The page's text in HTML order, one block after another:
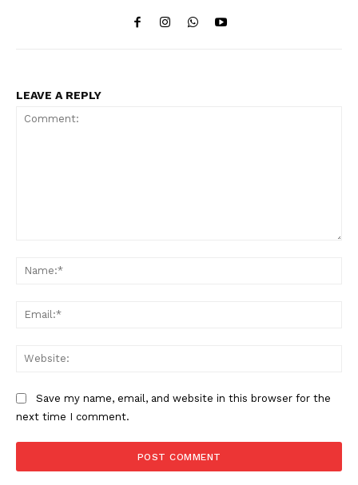
LEAVE A REPLY
Save my name, email, and website in this browser for the
next time I comment.